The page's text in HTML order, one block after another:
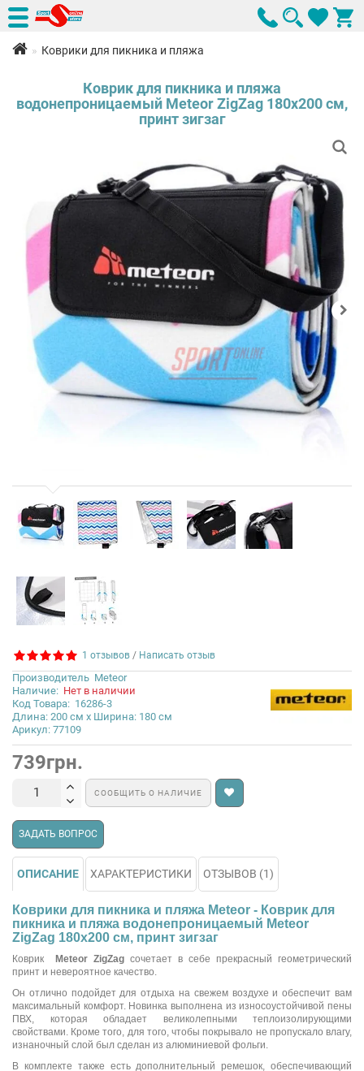
Коврики для пикника и пляжа
Коврик для пикника и пляжа
водонепроницаемый Meteor ZigZag 180х200 см,
принт зигзаг
1 отзывов / Написать отзыв
Производитель Meteor
Наличие: Нет в наличии
Код Товара: 16286-3
Длина: 200 см x Ширина: 180 см
Арикул: 77109
739грн.
СООБЩИТЬ О НАЛИЧИЕ
ЗАДАТЬ ВОПРОС
ОПИСАНИЕ ХАРАКТЕРИСТИКИ ОТЗЫВОВ (1)
Коврики для пикника и пляжа Meteor - Коврик для
пикника и пляжа водонепроницаемый Meteor
ZigZag 180х200 см, принт зигзаг
Коврик Meteor ZigZag сочетает в себе прекрасный геометрический
принт и невероятное качество.
Он отлично подойдет для отдыха на свежем воздухе и обеспечит вам
максимальный комфорт. Новинка выполнена из износоустойчивой пены
ПВХ, которая обладает великолепными теплоизолирующими
свойствами. Кроме того, для того, чтобы покрывало не пропускало влагу,
изнаночный слой был сделан из алюминиевой фольги.
В комплекте также есть дополнительный ремешок, обеспечивающий